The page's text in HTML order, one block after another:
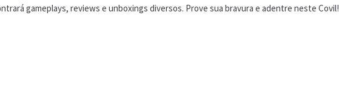
gameplays, reviews e unboxings diversos. Prove sua bravura e adentre neste Covil!